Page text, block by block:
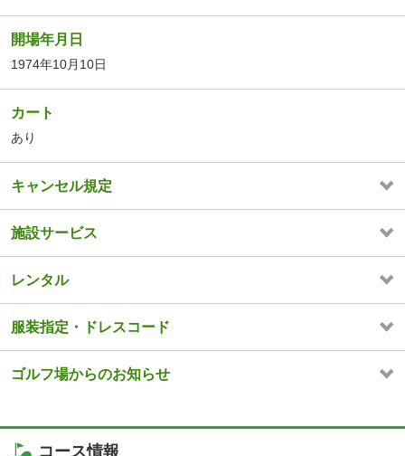
開場年月日
1974年10月10日
カート
あり
キャンセル規定
施設サービス
レンタル
服装指定・ドレスコード
ゴルフ場からのお知らせ
コース情報